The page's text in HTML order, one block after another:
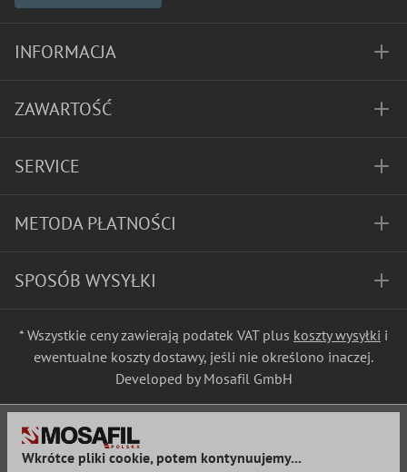
INFORMACJA
ZAWARTOŚĆ
SERVICE
METODA PŁATNOŚCI
SPOSÓB WYSYŁKI
* Wszystkie ceny zawierają podatek VAT plus koszty wysyłki i
ewentualne koszty dostawy, jeśli nie określono inaczej.
Developed by Mosafil GmbH
Wkrótce pliki cookie, potem kontynuujemy...